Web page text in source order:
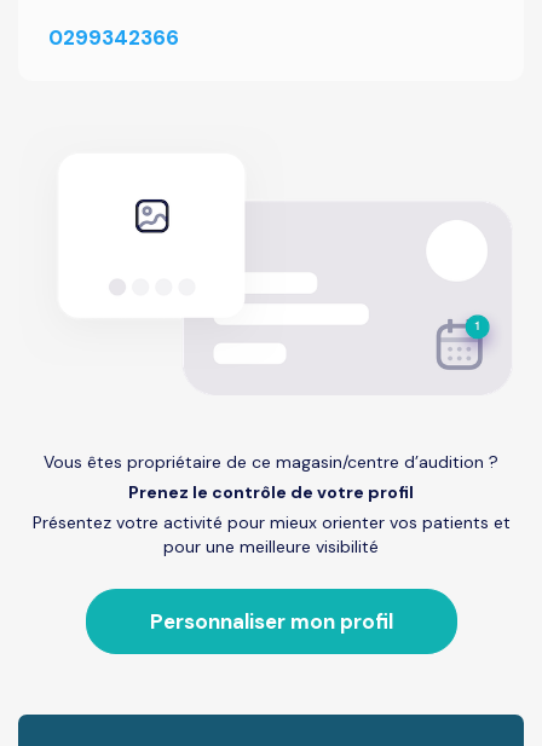
0299342366
Vous êtes propriétaire de ce magasin/centre d’audition ?
Prenez le contrôle de votre profil
Présentez votre activité pour mieux orienter vos patients et
pour une meilleure visibilité
Personnaliser mon profil